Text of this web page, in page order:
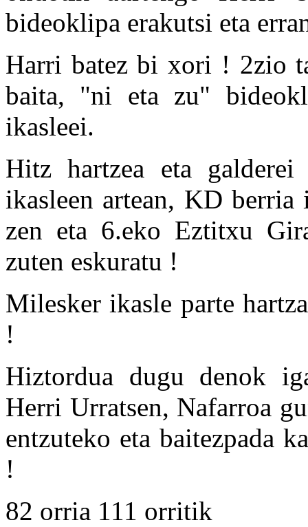
bideoklipa erakutsi eta
Harri batez bi xori ! 2zio
baita, "ni eta zu"
ikasleei.
Hitz hartzea eta
ikasleen artean, KD berria
zen eta 6.eko Eztitxu
zuten eskuratu !
Milesker ikasle parte
!
Hiztordua dugu denok
Herri Urratsen, Nafarroa
entzuteko eta baitezpada
!
82 orria 111 orritik